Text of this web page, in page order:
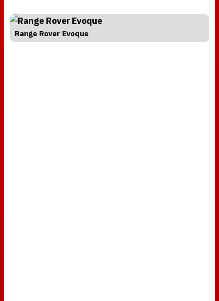
Range Rover Evoque